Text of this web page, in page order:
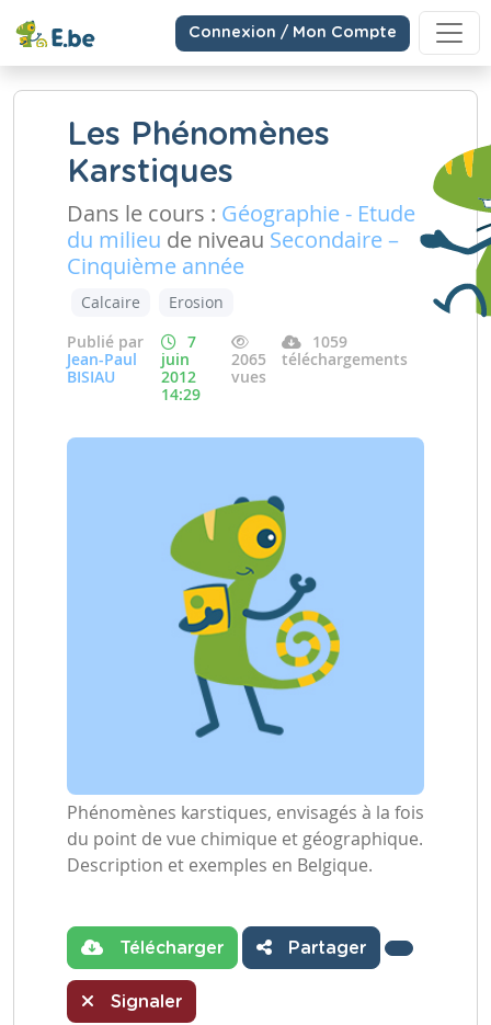
Connexion / Mon Compte
Les Phénomènes
Karstiques
Dans le cours : Géographie - Etude
du milieu de niveau Secondaire –
Cinquième année
Calcaire
Erosion
Publié par
Jean-Paul
BISIAU
7
juin
2012
14:29
2065
vues
1059
téléchargements
Phénomènes karstiques, envisagés à la fois
du point de vue chimique et géographique.
Description et exemples en Belgique.
Télécharger Partager
Signaler